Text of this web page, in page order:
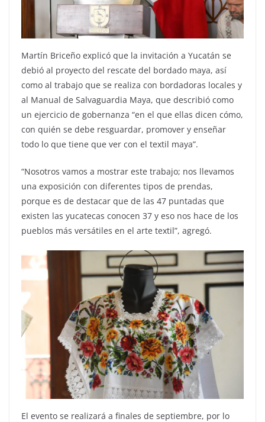
Martín Briceño explicó que la invitación a Yucatán se
debió al proyecto del rescate del bordado maya, así
como al trabajo que se realiza con bordadoras locales y
al Manual de Salvaguardia Maya, que describió como
un ejercicio de gobernanza “en el que ellas dicen cómo,
con quién se debe resguardar, promover y enseñar
todo lo que tiene que ver con el textil maya”.
“Nosotros vamos a mostrar este trabajo; nos llevamos
una exposición con diferentes tipos de prendas,
porque es de destacar que de las 47 puntadas que
existen las yucatecas conocen 37 y eso nos hace de los
pueblos más versátiles en el arte textil”, agregó.
El evento se realizará a finales de septiembre, por lo